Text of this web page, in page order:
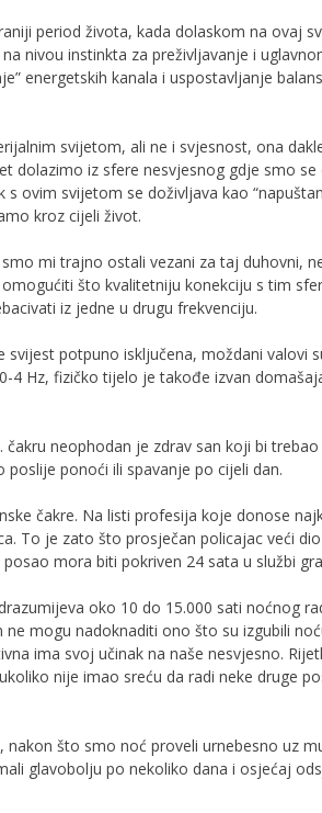
period života, kada dolaskom na ovaj
nivou instinkta za preživljavanje i
energetskih kanala i uspostavljanje
svijetom, ali ne i svjesnost, ona
dolazimo iz sfere nesvjesnog gdje smo
s ovim svijetom se doživljava kao
kroz cijeli život.
mi trajno ostali vezani za taj duhovni,
što kvalitetniju konekciju s tim
iz jedne u drugu frekvenciju.
potpuno isključena, moždani valovi
4 Hz, fizičko tijelo je takođe izvan
čakru neophodan je zdrav san koji bi
ponoći ili spavanje po cijeli dan.
čakre. Na listi profesija koje donose
To je zato što prosječan policajac veći
mora biti pokriven 24 sata u službi
oko 10 do 15.000 sati noćnog
ne mogu nadoknaditi ono što su izgubili
ima svoj učinak na naše nesvjesno.
nije imao sreću da radi neke druge
što smo noć proveli urnebesno uz
glavobolju po nekoliko dana i osjećaj